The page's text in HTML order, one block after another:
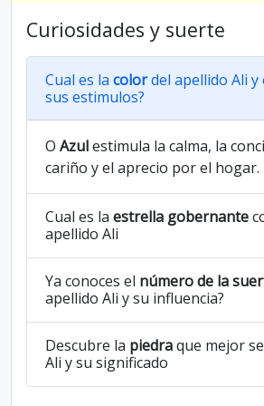
Curiosidades y suerte
Cual es la colordel apellido Ali y
sus estimulos?
O Azulestimula la calma, la
cariño y el aprecio por el hogar.
Cual es la estrella gobernante
apellido Ali
Ya conoces el número de la
apellido Ali y su influencia?
Descubre la piedraque mejor
Ali y su significado